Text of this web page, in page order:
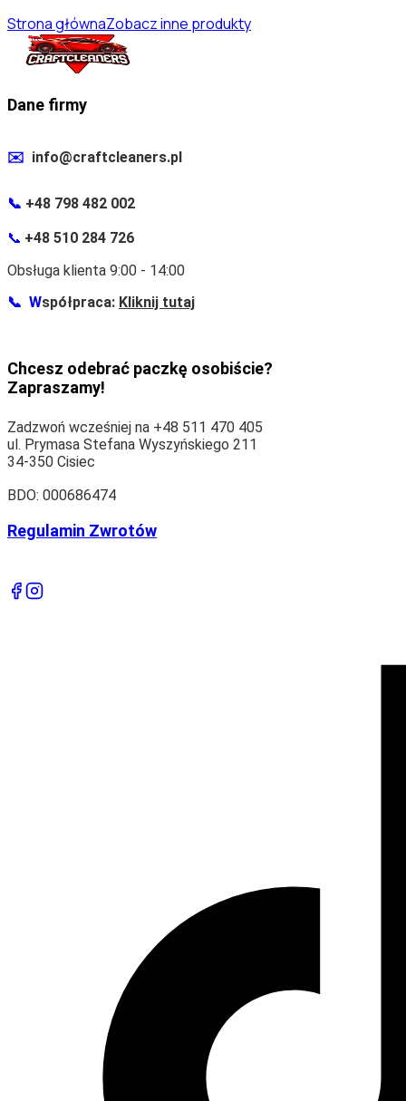
Strona głównaZobacz inne produkty
Dane firmy
✉️ info@craftcleaners.pl
📞 +48 798 482 002
📞 +48 510 284 726
Obsługa klienta 9:00 - 14:00
📞 Współpraca: Kliknij tutaj
Chcesz odebrać paczkę osobiście?
Zapraszamy!
Zadzwoń wcześniej na +48 511 470 405
ul. Prymasa Stefana Wyszyńskiego 211
34-350 Cisiec
BDO: 000686474
Regulamin Zwrotów